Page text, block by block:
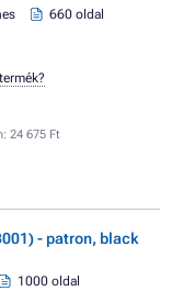
660 oldal
24 675 Ft
- patron, black
1000 oldal